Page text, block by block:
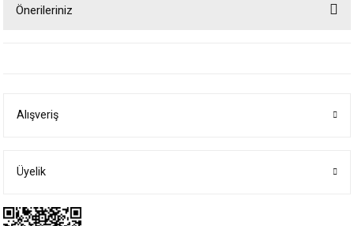
Önerileriniz
Ürün bilgilerinde hatalar bulunuyor.
Bu ürüne benzer farklı alternatifler olmalı.
Alışveriş
Üyelik